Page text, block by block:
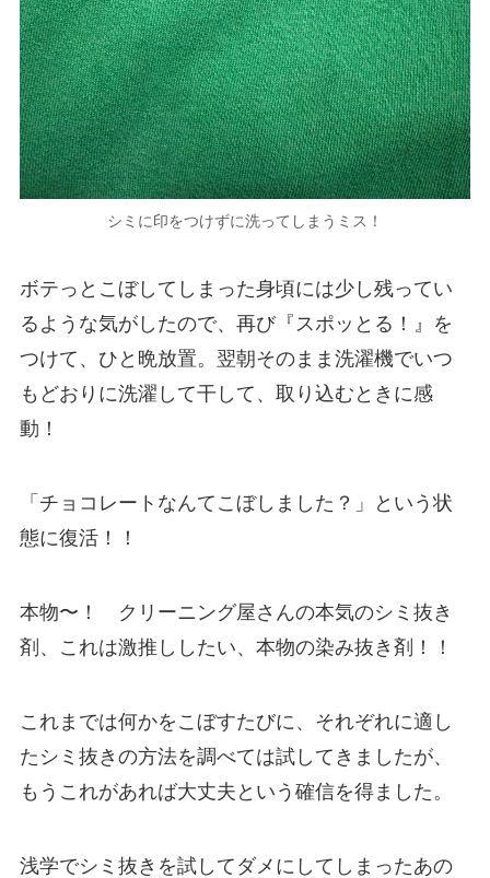
シミに印をつけずに洗ってしまうミス！
ボテっとこぼしてしまった身頃には少し残ってい
るような気がしたので、再び『スポッとる！』を
つけて、ひと晩放置。翌朝そのまま洗濯機でいつ
もどおりに洗濯して干して、取り込むときに感
動！
「チョコレートなんてこぼしました？」という状
態に復活！！
本物〜！ クリーニング屋さんの本気のシミ抜き
剤、これは激推ししたい、本物の染み抜き剤！！
これまでは何かをこぼすたびに、それぞれに適し
たシミ抜きの方法を調べては試してきましたが、
もうこれがあれば大丈夫という確信を得ました。
浅学でシミ抜きを試してダメにしてしまったあの